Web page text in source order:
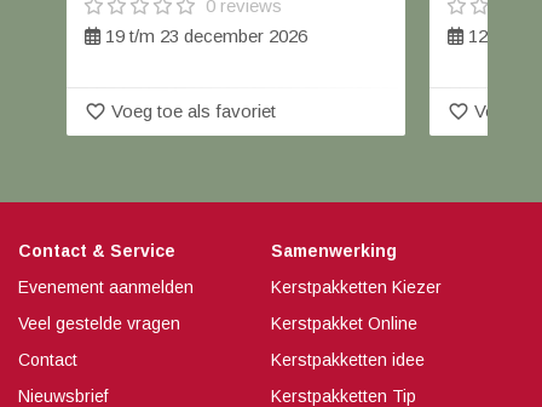
0 reviews
19 t/m 23 december 2026
favorite_border Voeg toe als favoriet
12
favorite_border Voeg
Contact & Service
Evenement aanmelden
Veel gestelde vragen
Contact
Nieuwsbrief
Samenwerking
Kerstpakketten Kiezer
Kerstpakket Online
Kerstpakketten idee
Kerstpakketten Tip